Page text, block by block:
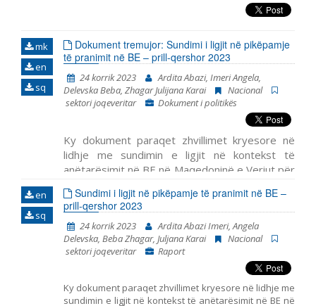
mk
en
sq
Dokument tremujor: Sundimi i ligjit në pikëpamje
të pranimit në BE – prill-qershor 2023
24 korrik 2023
Ardita Abazi, Imeri Angela,
Delevska Beba, Zhagar Julijana Karai
Nacional
sektori joqeveritar
Dokument i politikës
Ky dokument paraqet zhvillimet kryesore në
lidhje me sundimin e ligjit në kontekst të
anëtarësimit në BE në Maqedoninë e Veriut për
shum
en
sq
Sundimi i ligjit në pikëpamje të pranimit në BE –
prill-qershor 2023
24 korrik 2023
Ardita Abazi Imeri, Angela
Delevska, Beba Zhagar, Juljana Karai
Nacional
sektori joqeveritar
Raport
Ky dokument paraqet zhvillimet kryesore në lidhje me
sundimin e ligjit në kontekst të anëtarësimit në BE në